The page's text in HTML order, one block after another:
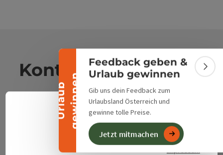
U
r
l
a
u
b
g
e
w
i
n
n
en
Banner einklappen
Feedback geben &
Urlaub gewinnen
Gib uns dein Feedback zum
Urlaubsland Österreich und
gewinne tolle Preise.
Jetzt mitmachen
Kontakt
Alpenland Tourismus GmbH
4580 Windischgarsten
Datenschutzerklärung
Impressum